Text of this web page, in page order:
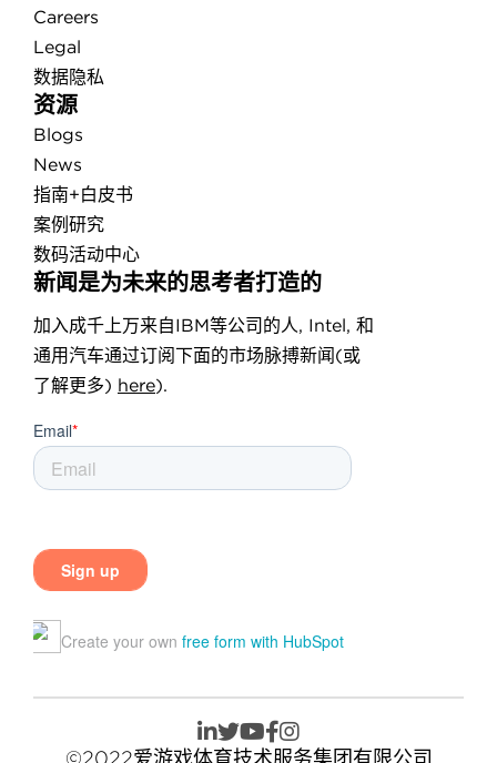
Careers
Legal
数据隐私
资源
Blogs
News
指南+白皮书
案例研究
数码活动中心
新闻是为未来的思考者打造的
加入成千上万来自IBM等公司的人, Intel, 和
通用汽车通过订阅下面的市场脉搏新闻(或
了解更多) here).